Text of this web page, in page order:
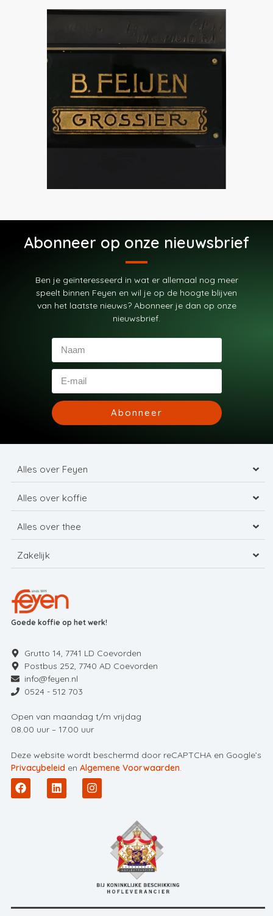
Abonneer op onze nieuwsbrief
Ben je geïnteresseerd in wat er allemaal nog meer
speelt binnen Feyen en wil je op de hoogte blijven
van het laatste nieuws? Abonneer je dan op onze
nieuwsbrief.
Abonneer
Alles over Feyen
Alles over koffie
Alles over thee
Zakelijk
Goede koffie op het werk!
Grutto 14, 7741 LD Coevorden
Postbus 252, 7740 AD Coevorden
info@feyen.nl
0524 - 512 703
Open van maandag t/m vrijdag
08.00 uur – 17.00 uur
Deze website wordt beschermd door reCAPTCHA en Google’s
Privacybeleiden Algemene Voorwaarden.